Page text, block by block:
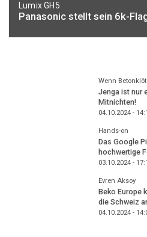
Lumix GH5
Panasonic stellt sein 6k-
Wenn
Jenga ist nur
Mitnichten!
04.10.2024 -
Hands-on
Das Google
hochwertige
03.10.2024 -
Evren Aksoy
Beko Europe
die Schweiz
04.10.2024 -